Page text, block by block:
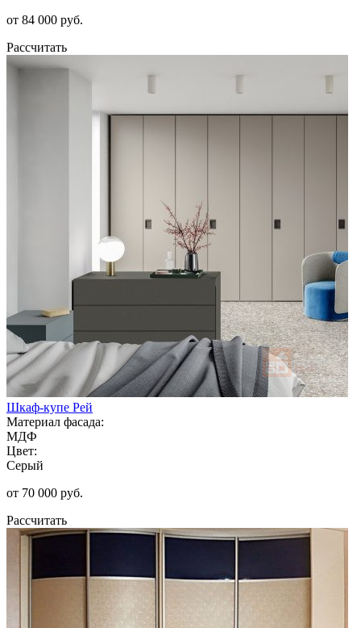
от 84 000 руб.
Рассчитать
Шкаф-купе Рей
Материал фасада:
МДФ
Цвет:
Серый
от 70 000 руб.
Рассчитать